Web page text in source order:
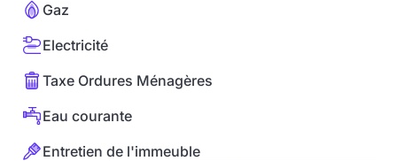
Gaz
Electricité
Taxe Ordures Ménagères
Eau courante
Entretien de l'immeuble